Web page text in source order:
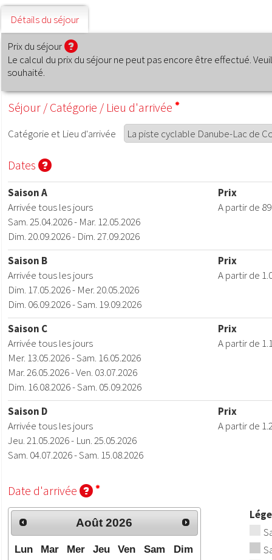
Détails du séjour
Prix du séjour
Le calcul du prix du séjour ne peut pas encore être effectué.
souhaité.
Séjour / Catégorie / Lieu d'arrivée
Catégorie et Lieu d'arrivée
Dates
Saison A
Arrivée tous les jours
Sam. 25.04.2026 - Mar. 12.05.2026
Dim. 20.09.2026 - Dim. 27.09.2026
Prix
A
Saison B
Arrivée tous les jours
Dim. 17.05.2026 - Mer. 20.05.2026
Dim. 06.09.2026 - Sam. 19.09.2026
Prix
A
Saison C
Arrivée tous les jours
Mer. 13.05.2026 - Sam. 16.05.2026
Mar. 26.05.2026 - Ven. 03.07.2026
Dim. 16.08.2026 - Sam. 05.09.2026
Prix
A
Saison D
Arrivée tous les jours
Jeu. 21.05.2026 - Lun. 25.05.2026
Sam. 04.07.2026 - Sam. 15.08.2026
Prix
A
Date d'arrivée
Août 2026
Lun Mar Mer Jeu Ven Sam Dim